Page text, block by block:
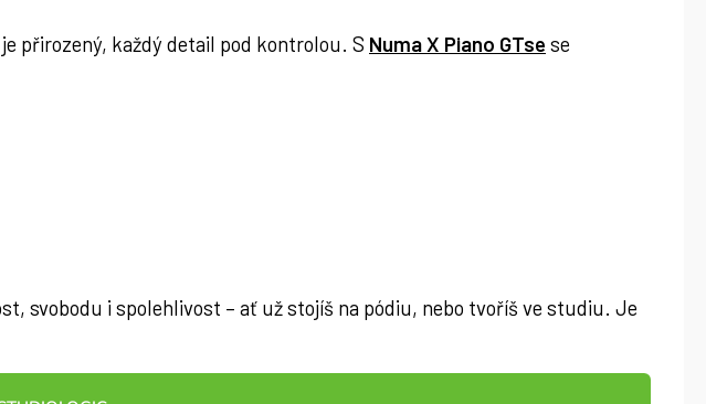
přirozený, každý detail pod kontrolou. S Numa X Piano GTse se
svobodu i spolehlivost – ať už stojíš na pódiu, nebo tvoříš ve studiu. Je